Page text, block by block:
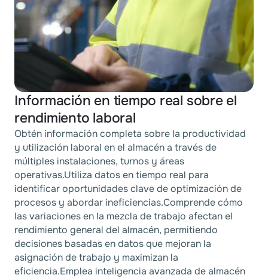
Información en tiempo real sobre el
rendimiento laboral
Obtén información completa sobre la productividad
y utilización laboral en el almacén a través de
múltiples instalaciones, turnos y áreas
operativas.Utiliza datos en tiempo real para
identificar oportunidades clave de optimización de
procesos y abordar ineficiencias.Comprende cómo
las variaciones en la mezcla de trabajo afectan el
rendimiento general del almacén, permitiendo
decisiones basadas en datos que mejoran la
asignación de trabajo y maximizan la
eficiencia.Emplea inteligencia avanzada de almacén